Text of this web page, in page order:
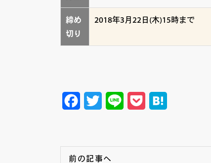
締め
切り
2018年3月22日(木)15時まで
Facebook
TwitterLine Pocket
前の記事へ